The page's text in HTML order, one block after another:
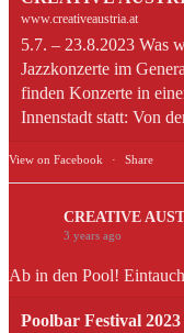
www.creativeaustria.at
5.7. – 23.8.2023 Was
Jazzkonzerte im
finden Konzerte in
Innenstadt statt: Von
View on Facebook · Share
CREATIVE
3 years ago
Ab in den Pool!
Poolbar Festival